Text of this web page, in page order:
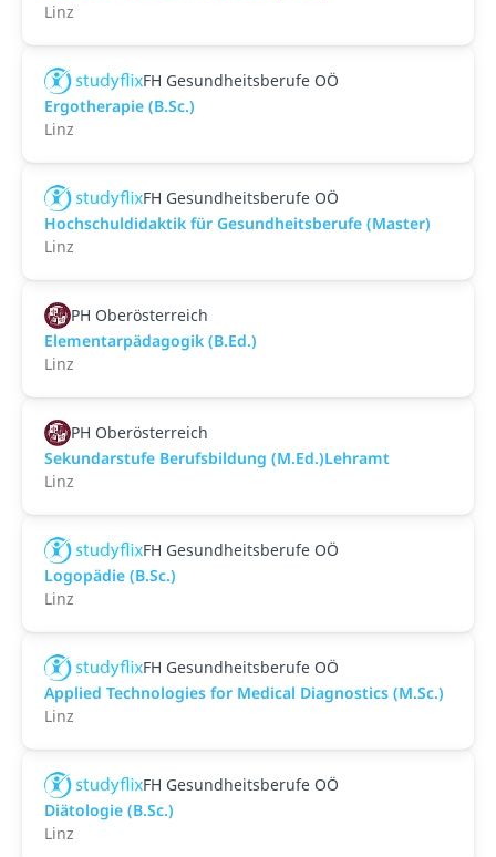
Linz
FH Gesundheitsberufe OÖ
Ergotherapie (B.Sc.)
Linz
FH Gesundheitsberufe OÖ
Hochschuldidaktik für Gesundheitsberufe (Master)
Linz
PH Oberösterreich
Elementarpädagogik (B.Ed.)
Linz
PH Oberösterreich
Sekundarstufe Berufsbildung (M.Ed.)Lehramt
Linz
FH Gesundheitsberufe OÖ
Logopädie (B.Sc.)
Linz
FH Gesundheitsberufe OÖ
Applied Technologies for Medical Diagnostics (M.Sc.)
Linz
FH Gesundheitsberufe OÖ
Diätologie (B.Sc.)
Linz